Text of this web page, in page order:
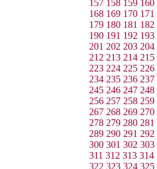
157 158 159 160
168 169 170 171
179 180 181 182
190 191 192 193
201 202 203 204
212 213 214 215
223 224 225 226
234 235 236 237
245 246 247 248
256 257 258 259
267 268 269 270
278 279 280 281
289 290 291 292
300 301 302 303
311 312 313 314
322 323 324 325